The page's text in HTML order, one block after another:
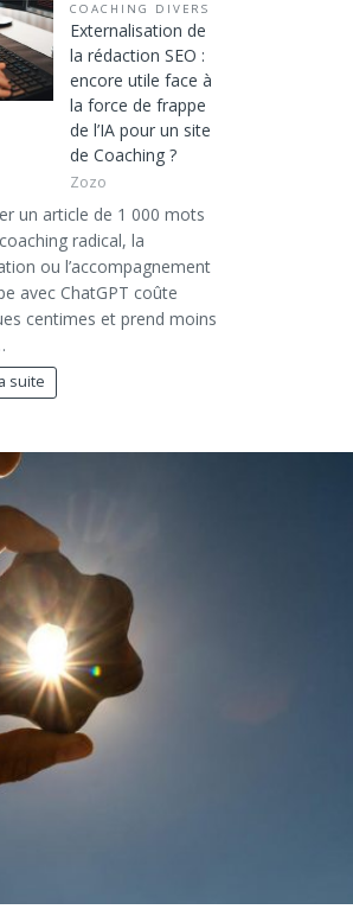
COACHING DIVERS
Externalisation de
la rédaction SEO :
encore utile face à
la force de frappe
de l’IA pour un site
de Coaching ?
Zozo
un article de 1 000 mots
radical, la
ou l’accompagnement
avec ChatGPT coûte
centimes et prend moins
suite